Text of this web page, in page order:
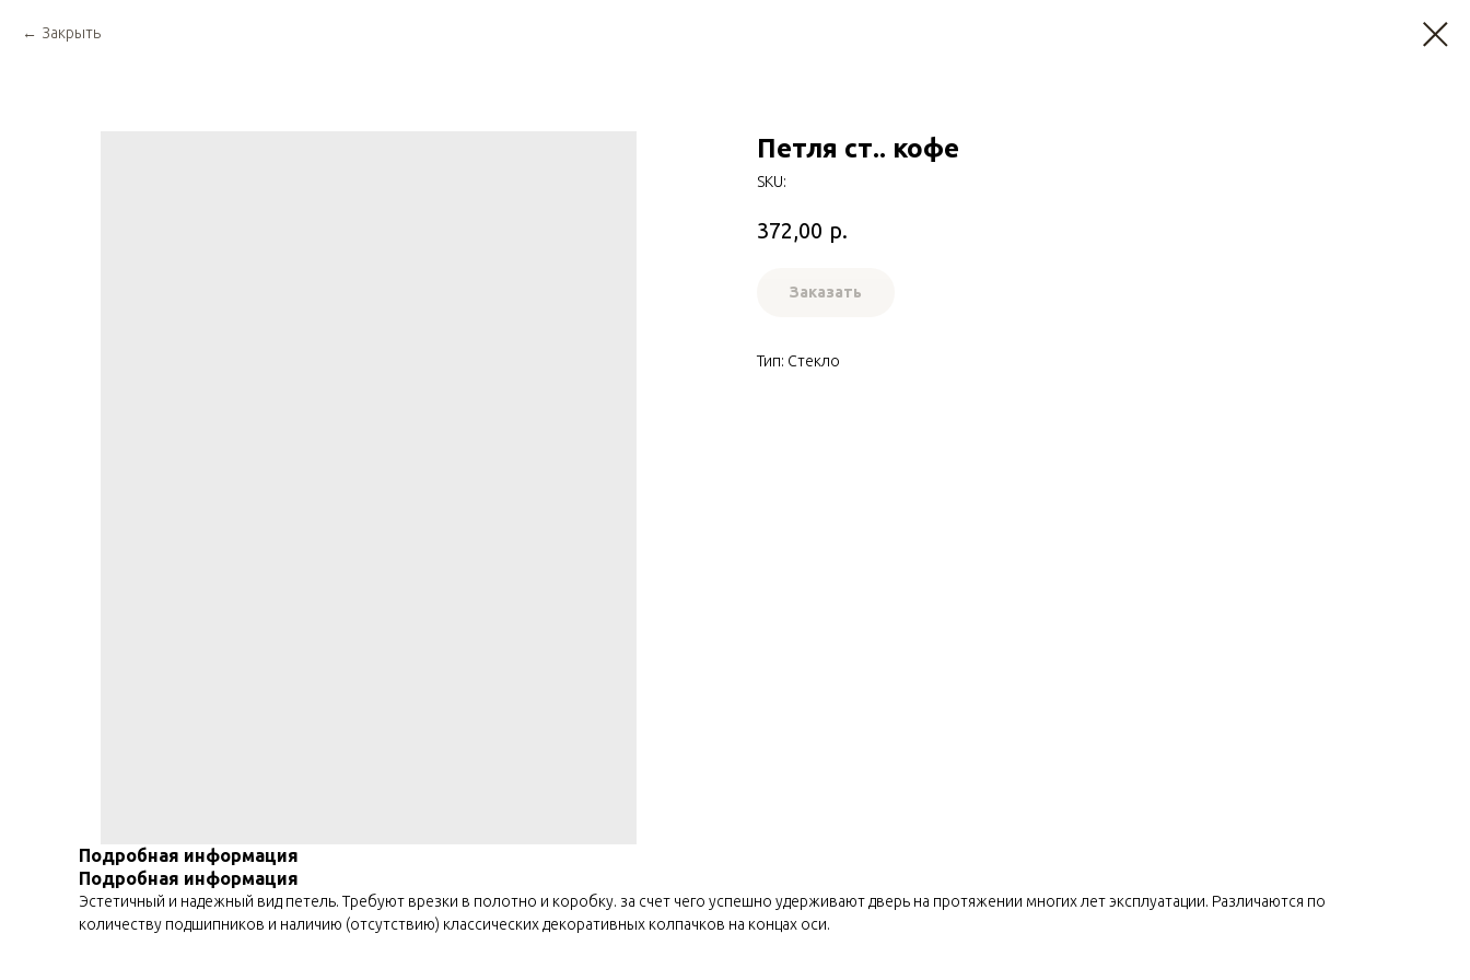
Закрыть
Петля ст.. кофе
SKU:
372,00 р.
Заказать
Тип: Стекло
Подробная информация
Подробная информация
Эстетичный и надежный вид петель. Требуют врезки в полотно и коробку. за счет чего успешно удерживают дверь на протяжении многих лет эксплуатации. Различаются по
количеству подшипников и наличию (отсутствию) классических декоративных колпачков на концах оси.